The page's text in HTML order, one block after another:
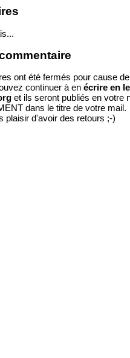
ont été fermés pour cause
continuer à en écrire en
et ils seront publiés en votre
dans le titre de votre mail.
plaisir d'avoir des retours ;-)